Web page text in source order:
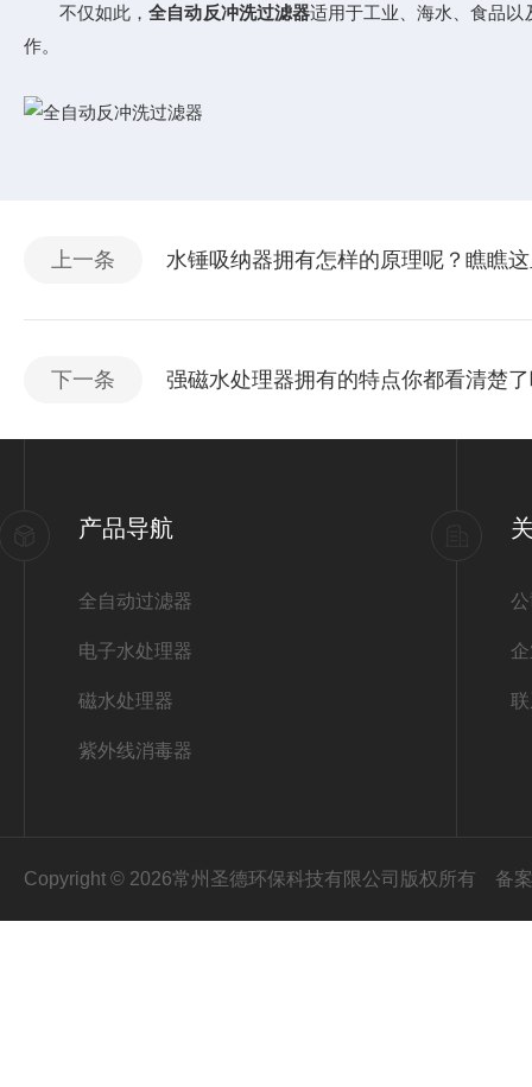
不仅如此，全自动反冲洗过滤器适用于工业、海水、食品
作。
上一条 水锤吸纳器拥有怎样的原理呢？瞧瞧
下一条 强磁水处理器拥有的特点你都看清楚
产品导航
全自动过滤器
电子水处理器
磁水处理器
紫外线消毒器
Copyright © 2026常州圣德环保科技有限公司版权所有 备